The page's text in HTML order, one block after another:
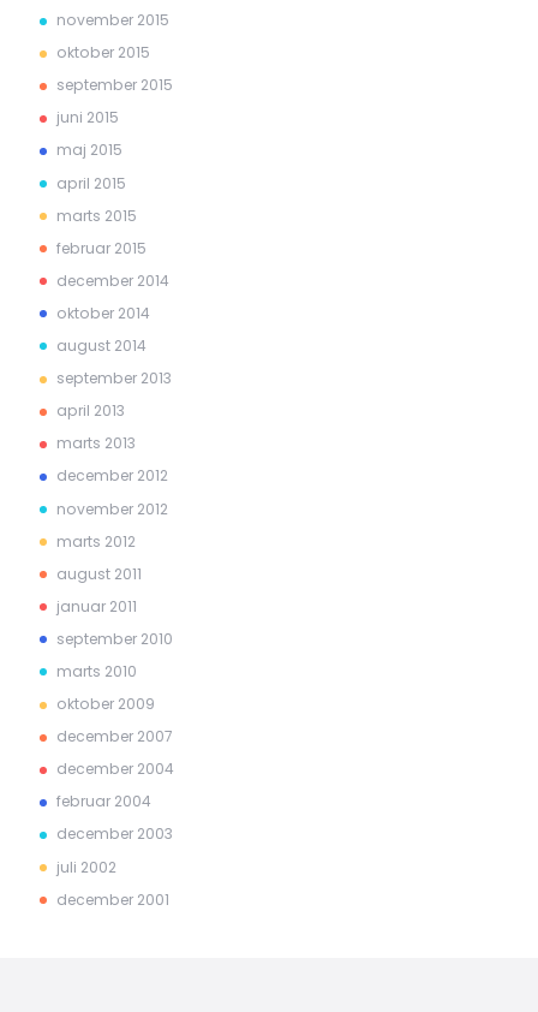
november 2015
oktober 2015
september 2015
juni 2015
maj 2015
april 2015
marts 2015
februar 2015
december 2014
oktober 2014
august 2014
september 2013
april 2013
marts 2013
december 2012
november 2012
marts 2012
august 2011
januar 2011
september 2010
marts 2010
oktober 2009
december 2007
december 2004
februar 2004
december 2003
juli 2002
december 2001